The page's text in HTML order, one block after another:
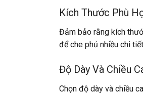
Kích Thước Phù
Đảm bảo rằng kích
để che phủ nhiều chi
Độ Dày Và Chiều
Chọn độ dày và chiều